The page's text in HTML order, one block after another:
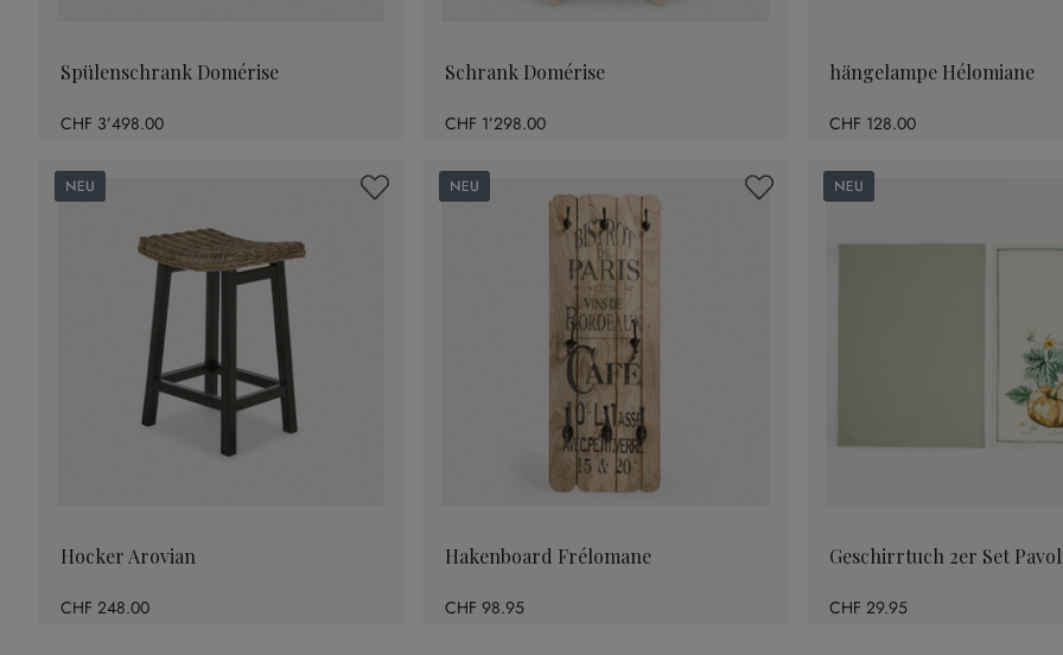
Spülenschrank Domérise
CHF 3’498.00
Schrank Domérise
CHF 1’298.00
hängelampe Hélomiane
CHF 128.00
Neu
Hocker Arovian
CHF 248.00
Neu
Hakenboard Frélomane
CHF 98.95
Neu
Geschirrtuch 2er Set
CHF 29.95